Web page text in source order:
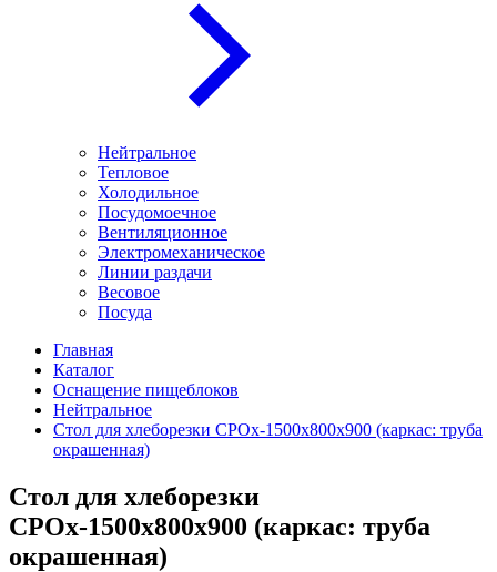
Нейтральное
Тепловое
Холодильное
Посудомоечное
Вентиляционное
Электромеханическое
Линии раздачи
Весовое
Посуда
Главная
Каталог
Оснащение пищеблоков
Нейтральное
Стол для хлеборезки СРОх-1500х800х900 (каркас: труба
окрашенная)
Стол для хлеборезки
СРОх-1500х800х900 (каркас: труба
окрашенная)